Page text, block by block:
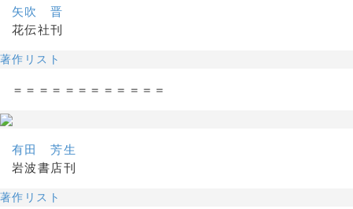
矢吹 晋
花伝社刊
著作リスト
＝＝＝＝＝＝＝＝＝＝＝＝
有田 芳生
岩波書店刊
著作リスト